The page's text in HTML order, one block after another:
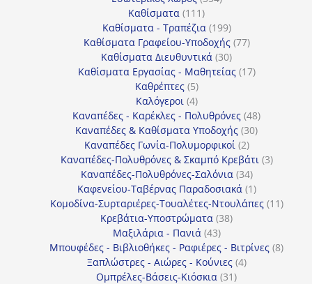
Καθίσματα 111111
προϊόντα
Καθίσματα - Τραπέζια 199199
προϊόντα
Καθίσματα Γραφείου-Υποδοχής 7777
Καθίσματα Διευθυντικά 3030
προϊόντα
Καθίσματα Εργασίας - Μαθητείας 1717
Καθρέπτες 55
προϊόντα
Καλόγεροι 44
προϊόντα
Καναπέδες - Καρέκλες - Πολυθρόνες 4848
προϊόντα
Καναπέδες & Καθίσματα Υποδοχής 3030
Καναπέδες Γωνία-Πολυμορφικοί 22
προϊόντα
Καναπέδες-Πολυθρόνες & Σκαμπό Κρεβάτι 33
Καναπέδες-Πολυθρόνες-Σαλόνια 3434
προϊόντα
Καφενείου-Ταβέρνας Παραδοσιακά 11
προϊόν
Κομοδίνα-Συρταριέρες-Τουαλέτες-Ντουλάπες 1111
Κρεβάτια-Υποστρώματα 3838
Μαξιλάρια - Πανιά 4343
προϊόντα
Μπουφέδες - Βιβλιοθήκες - Ραφιέρες - Βιτρίνες 88
Ξαπλώστρες - Αιώρες - Κούνιες 44
Ομπρέλες-Βάσεις-Κιόσκια 3131